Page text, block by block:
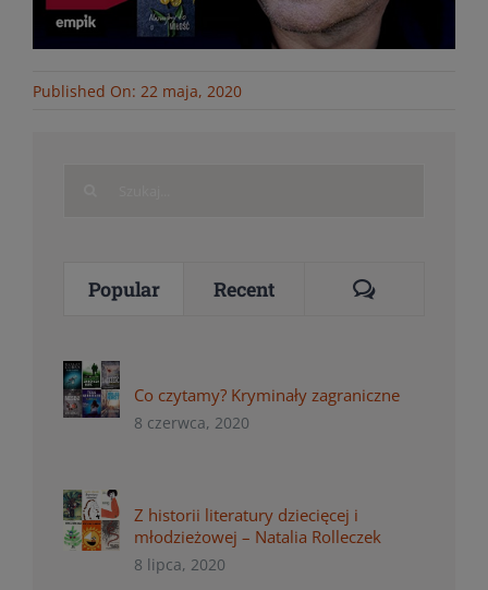
Published On: 22 maja, 2020
Popular Recent Comments
Co czytamy? Kryminały zagraniczne
8 czerwca, 2020
Z historii literatury dziecięcej i
młodzieżowej – Natalia Rolleczek
8 lipca, 2020